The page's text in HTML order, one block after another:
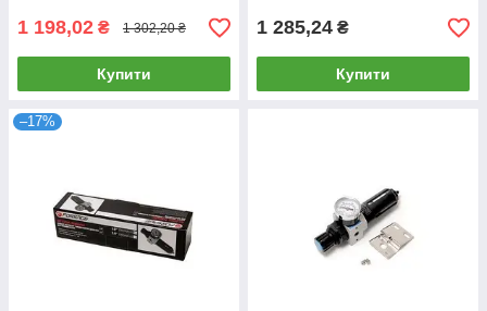
1 198,02 ₴ 1 302,20 ₴
Купити
1 285,24 ₴
Купити
–17%